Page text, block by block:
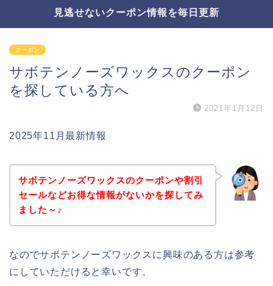
見逃せないクーポン情報を毎日更新
クーポン
サボテンノーズワックスのクーポン
を探している方へ
2021年1月12日
2025年11月最新情報
サボテンノーズワックスのクーポンや割引
セールなどお得な情報がないかを探してみ
ました～♪
なのでサボテンノーズワックスに興味のある方は参考
にしていただけると幸いです。